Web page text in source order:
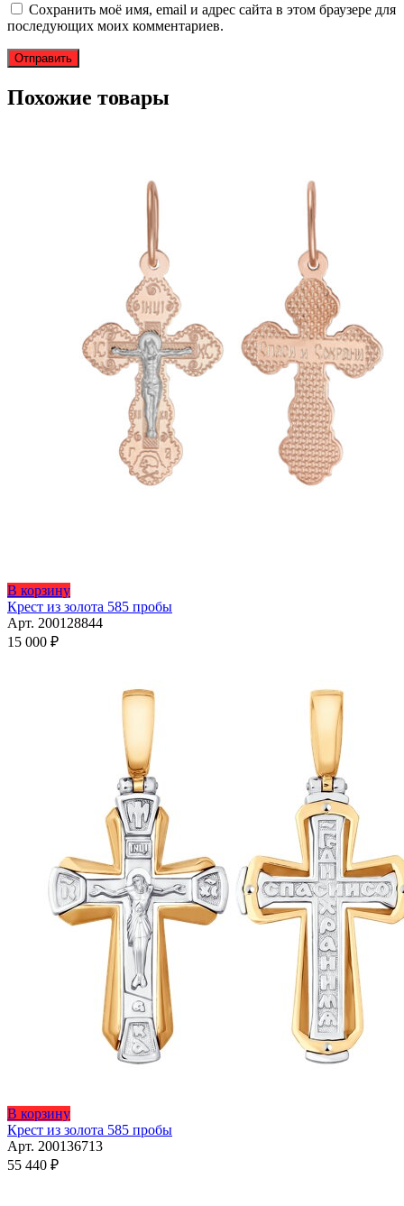
Сохранить моё имя, email и адрес сайта в этом браузере для
последующих моих комментариев.
Похожие товары
В корзину
Крест из золота 585 пробы
Арт. 200128844
15 000 ₽
В корзину
Крест из золота 585 пробы
Арт. 200136713
55 440 ₽